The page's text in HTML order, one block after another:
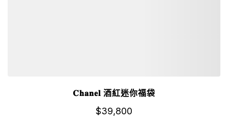
𝐂𝐡𝐚𝐧𝐞𝐥 酒紅迷你福袋
$39,800